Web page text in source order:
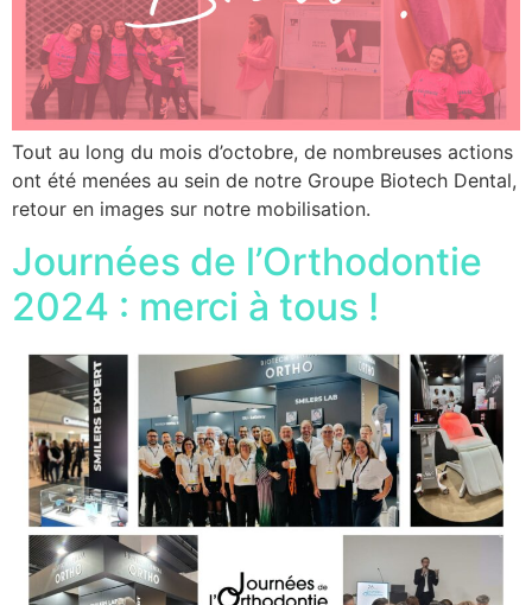
Tout au long du mois d’octobre, de nombreuses actions
ont été menées au sein de notre Groupe Biotech Dental,
retour en images sur notre mobilisation.
Journées de l’Orthodontie
2024 : merci à tous !